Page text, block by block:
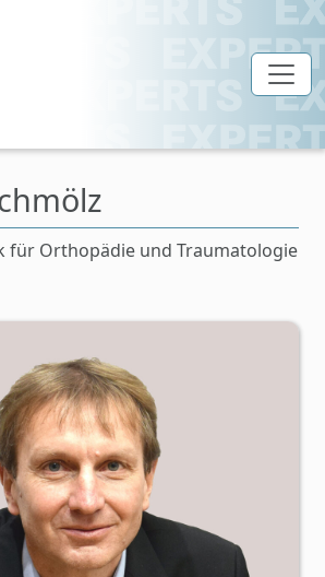
für Orthopädie und Traumatologie